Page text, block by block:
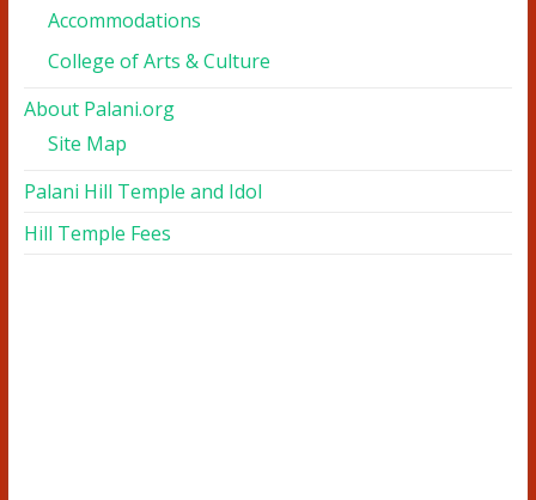
Accommodations
College of Arts & Culture
About Palani.org
Site Map
Palani Hill Temple and Idol
Hill Temple Fees